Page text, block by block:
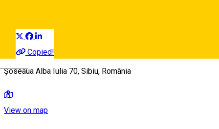
Copied!
Șoseaua Alba Iulia 70, Sibiu, România
View on map